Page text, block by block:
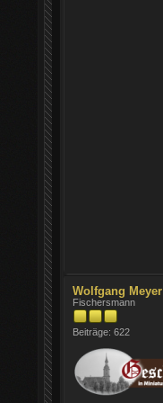
Wolfgang Meyer
Fischersmann
Beiträge: 622